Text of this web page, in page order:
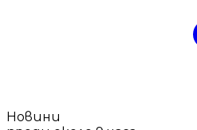
Новини